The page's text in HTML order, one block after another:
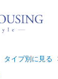
タイプ別に見る